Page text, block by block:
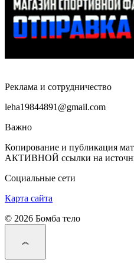
Реклама и сотрудничество
leha19844891@gmail.com
Важно
Копирование и публикация
АКТИВНОЙ ссылки на
Социальные сети
Карта сайта
© 2026 Бомба тело